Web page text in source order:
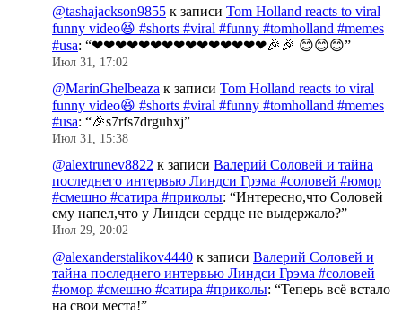
@tashajackson9855 к записи Tom Holland reacts to viral
funny video😆 #shorts #viral #funny #tomholland #memes
#usa: “❤❤❤❤❤❤❤❤❤❤❤❤❤❤❤🎉🎉 😊😊😊”
Июл 31, 17:02
@MarinGhelbeaza к записи Tom Holland reacts to viral
funny video😆 #shorts #viral #funny #tomholland #memes
#usa: “🎉s7rfs7drguhxj”
Июл 31, 15:38
@alextrunev8822 к записи Валерий Соловей и тайна
последнего интервью Линдси Грэма #соловей #юмор
#смешно #сатира #приколы: “Интересно,что Соловей
ему напел,что у Линдси сердце не выдержало?”
Июл 29, 20:02
@alexanderstalikov4440 к записи Валерий Соловей и
тайна последнего интервью Линдси Грэма #соловей
#юмор #смешно #сатира #приколы: “Теперь всё встало
на свои места!”